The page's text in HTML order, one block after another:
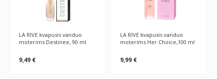
LA RIVE kvapusis vanduo
moterims Destinee, 90 ml
9,49 €
LA RIVE kvapusis vanduo
moterims Her Choice,100 ml
9,99 €